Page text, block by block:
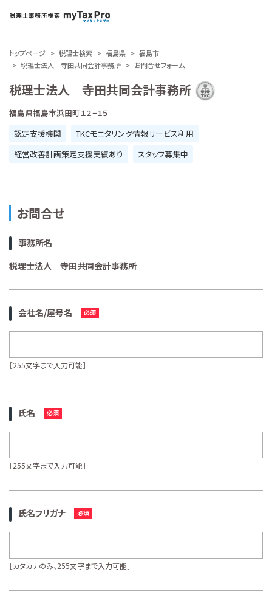
トップページ 税理士検索 福島県
福島市
税理士法人 寺田共同会計事務所
お問合せフォーム
税理士法人 寺田共同会計事務所
福島県福島市浜田町１２−１５
認定支援機関
TKCモニタリング情報サービス利用
経営改善計画策定支援実績あり
スタッフ募集中
お問合せ
事務所名
税理士法人 寺田共同会計事務所
会社名/屋号名
［255文字まで入力可能］
氏名
［255文字まで入力可能］
氏名フリガナ
［カタカナのみ、255文字まで入力可能］